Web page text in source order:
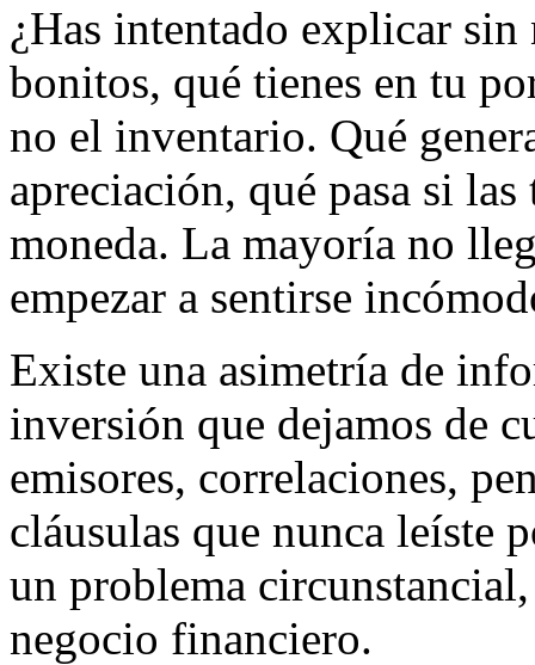
¿Has intentado explicar
bonitos, qué tienes en tu
no el inventario. Qué
apreciación, qué pasa si las
moneda. La mayoría no
empezar a sentirse
Existe una asimetría de
inversión que dejamos de
emisores, correlaciones,
cláusulas que nunca leíste
un problema
negocio financiero.